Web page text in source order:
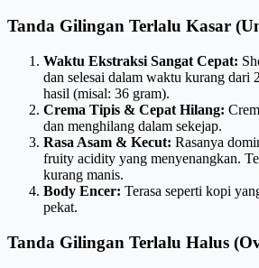
Tanda Gilingan Terlalu Kasar
Waktu Ekstraksi Sangat Cepat:
dan selesai dalam waktu kurang dari
hasil (misal: 36 gram).
Crema Tipis & Cepat Hilang:
dan menghilang dalam sekejap.
Rasa Asam & Kecut: Rasanya
fruity acidity yang menyenangkan.
kurang manis.
Body Encer: Terasa seperti kopi
pekat.
Tanda Gilingan Terlalu Halus